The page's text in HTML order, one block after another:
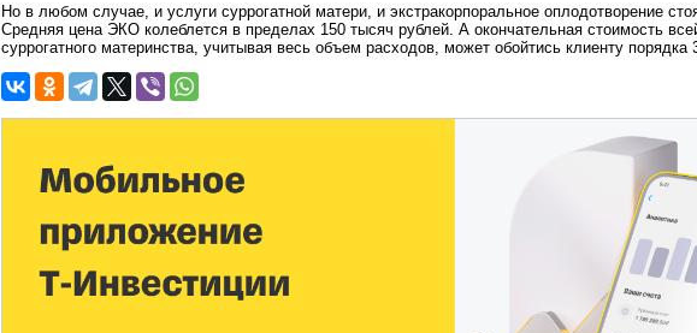
Но в любом случае, и услуги суррогатной матери, и экстракорпоральное оплодотворение
Средняя цена ЭКО колеблется в пределах 150 тысяч рублей. А окончательная стоимость
суррогатного материнства, учитывая весь объем расходов, может обойтись клиенту порядка